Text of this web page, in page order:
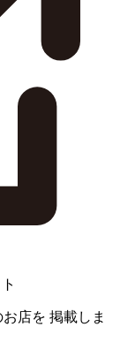
お店を 掲載しま